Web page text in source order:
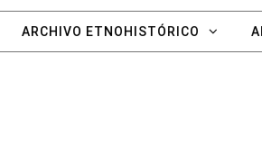
ARCHIVO ETNOHISTÓRICO